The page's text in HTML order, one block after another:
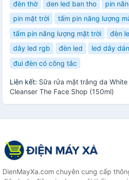
đèn thờ
den led ban tho
pin
pin mặt trời
tấm pin năng lượng
tấm pin năng lượng mặt trời
đèn
dây led rgb
đèn led led dây
đui đèn có công tắc
Liên kết: Sữa rửa mặt trắng da
Cleanser The Face Shop (150ml)
DienMayXa.com chuyên cung cấp